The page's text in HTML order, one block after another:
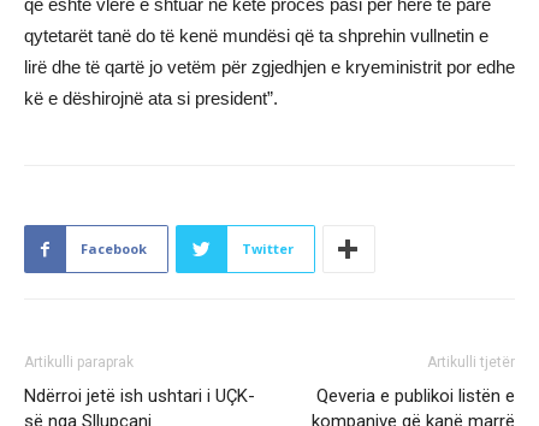
që është vlerë e shtuar në këtë proces pasi për herë të parë
qytetarët tanë do të kenë mundësi që ta shprehin vullnetin e
lirë dhe të qartë jo vetëm për zgjedhjen e kryeministrit por edhe
kë e dëshirojnë ata si president”.
Facebook Twitter
Artikulli paraprak
Ndërroi jetë ish ushtari i UÇK-
së nga Sllupçani
Artikulli tjetër
Qeveria e publikoi listën e
kompanive që kanë marrë